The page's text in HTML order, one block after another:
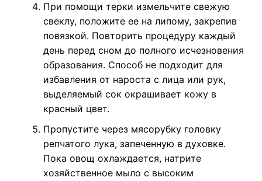
При помощи терки измельчите свежую
свеклу, положите ее на липому, закрепив
повязкой. Повторить процедуру каждый
день перед сном до полного исчезновения
образования. Способ не подходит для
избавления от нароста с лица или рук,
выделяемый сок окрашивает кожу в
красный цвет.
Пропустите через мясорубку головку
репчатого лука, запеченную в духовке.
Пока овощ охлаждается, натрите
хозяйственное мыло с высоким